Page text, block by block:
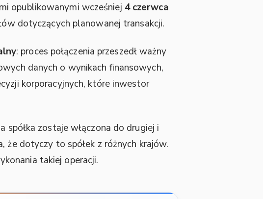
opublikowanymi wcześniej 4 czerwca
dotyczących planowanej transakcji.
: proces połączenia przeszedł ważny
danych o wynikach finansowych,
korporacyjnych, które inwestor
spółka zostaje włączona do drugiej i
że dotyczy to spółek z różnych krajów.
takiej operacji.